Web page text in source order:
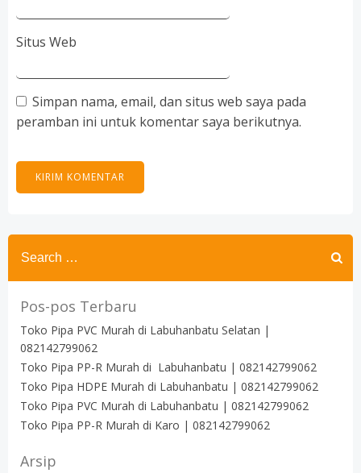
Situs Web
Simpan nama, email, dan situs web saya pada
peramban ini untuk komentar saya berikutnya.
Search
for:
Pos-pos Terbaru
Toko Pipa PVC Murah di Labuhanbatu Selatan |
082142799062
Toko Pipa PP-R Murah di Labuhanbatu | 082142799062
Toko Pipa HDPE Murah di Labuhanbatu | 082142799062
Toko Pipa PVC Murah di Labuhanbatu | 082142799062
Toko Pipa PP-R Murah di Karo | 082142799062
Arsip